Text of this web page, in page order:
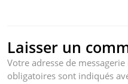
Laisser un
Votre adresse de
obligatoires sont indiqués